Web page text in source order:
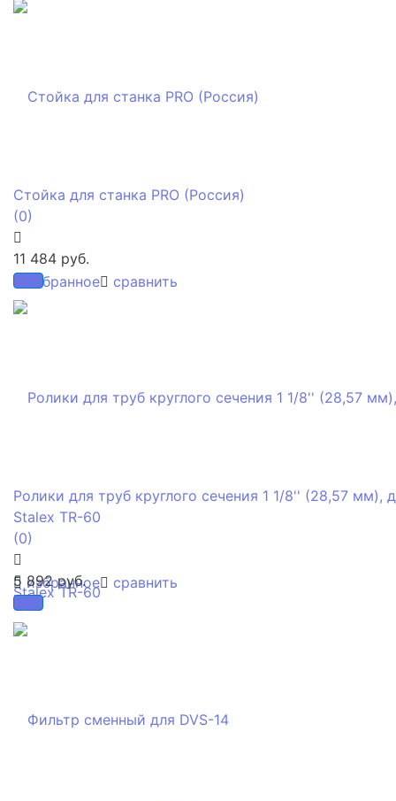
избранное сравнить
Стойка для станка PRO (Россия)
(0)
11 484 руб.
избранное сравнить
Ролики для труб круглого сечения 1 1/8'' (28,57 мм),
Stalex TR-60
(0)
5 892 руб.